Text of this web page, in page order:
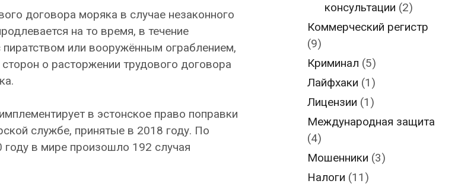
договора моряка в случае незаконного
на то время, в течение
или вооружённым ограблением,
о расторжении трудового договора
в эстонское право поправки
службе, принятые в 2018 году. По
в мире произошло 192 случая
консультации (2)
Коммерческий регистр
(9)
Криминал (5)
Лайфхаки (1)
Лицензии (1)
Международная защита
(4)
Мошенники (3)
Налоги (11)